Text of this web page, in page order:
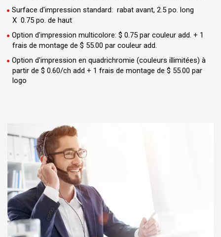
Surface d'impression standard: rabat avant, 2.5 po. long
X 0.75 po. de haut
Option d'impression multicolore: $ 0.75 par couleur add. + 1
frais de montage de $ 55.00 par couleur add.
Option d'impression en quadrichromie (couleurs illimitées) à
partir de $ 0.60/ch add + 1 frais de montage de $ 55.00 par
logo